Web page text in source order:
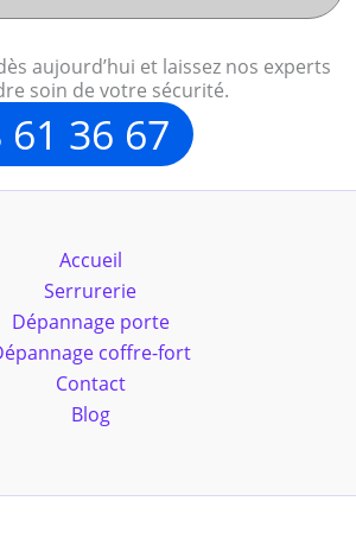
aujourd’hui et laissez nos experts
soin de votre sécurité.
61 36 67
Accueil
Serrurerie
Dépannage porte
coffre-fort
Contact
Blog